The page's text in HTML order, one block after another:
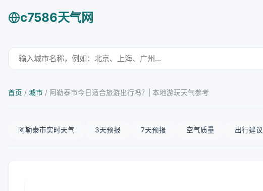
c7586天气网
首页 / 城市 / 阿勒泰市今日适合旅游出行吗？| 本地游玩天气参考
阿勒泰市实时天气 3天预报 7天预报 空气质量 出行建议